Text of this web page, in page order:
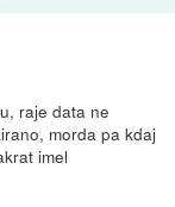
raje data ne
morda pa kdaj
imel